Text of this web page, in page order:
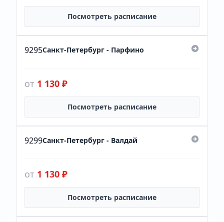
Посмотреть расписание
9295Санкт-Петербург - Парфино
от 1 130 ₽
Посмотреть расписание
9299Санкт-Петербург - Валдай
от 1 130 ₽
Посмотреть расписание